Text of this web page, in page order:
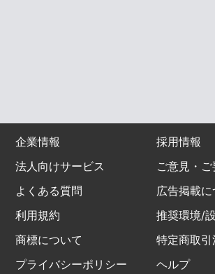
企業情報
採用情報
法人向けサービス
ご意見・ご
よくある質問
広告掲載に
利用規約
推奨環境/
商標について
特定商取
プライバシーポリシー
ヘルプ